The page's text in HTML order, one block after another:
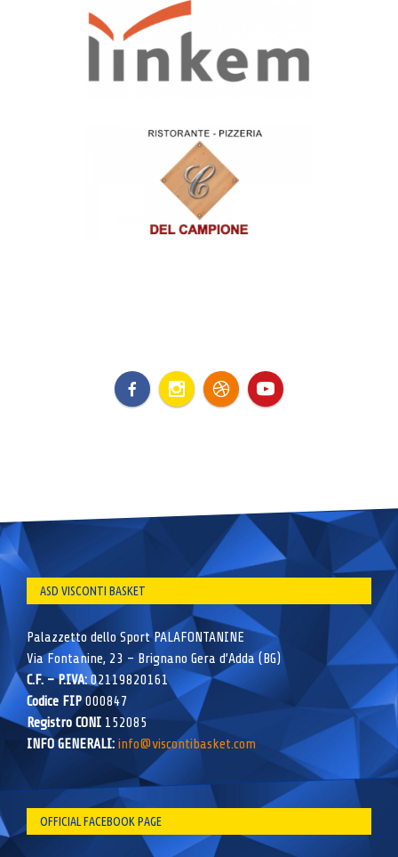
ASD VISCONTI BASKET
Palazzetto dello Sport PALAFONTANINE
Via Fontanine, 23 – Brignano Gera d’Adda (BG)
C.F. – P.IVA:02119820161
Codice FIP000847
Registro CONI 152085
INFO GENERALI: info@viscontibasket.com
OFFICIAL FACEBOOK PAGE